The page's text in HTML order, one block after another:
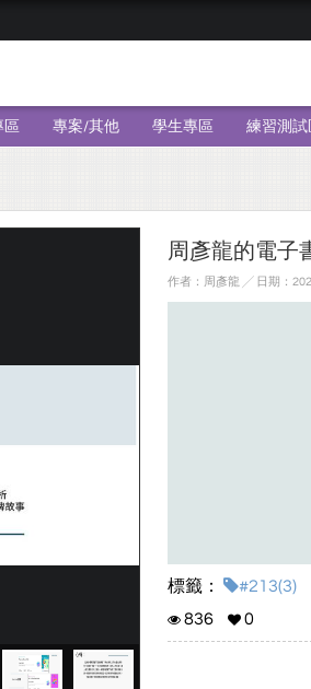
區 專案/其他 學生專區 練習測試
周彥龍的電子
作者：周彥龍 ╱ 日期：
標籤：
#213(3)
836
0